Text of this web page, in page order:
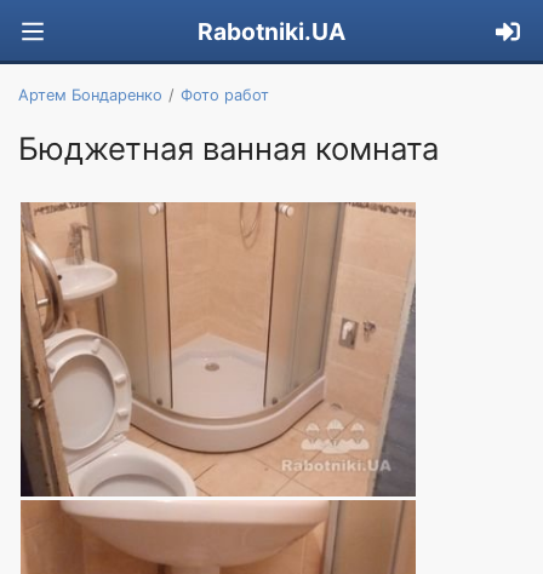
Rabotniki.UA
Артем Бондаренко Фото работ
Бюджетная ванная комната